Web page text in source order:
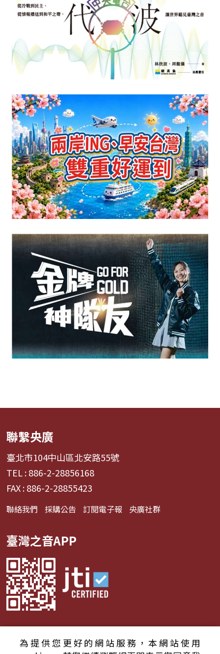
聯繫央廣
臺北市104中山區北安路55號
TEL : 886-2-28856168
FAX : 886-2-28855423
聯絡我們 採購公告 訂閱電子報 央廣社群
臺灣之音APP
為提供您更好的網站服務，本網站使用